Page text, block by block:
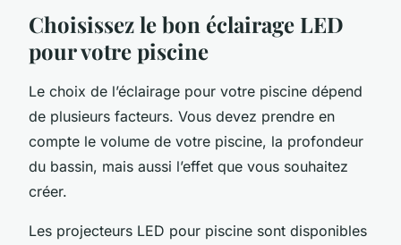
Choisissez le bon éclairage LED
pour votre piscine
Le choix de l’éclairage pour votre piscine dépend
de plusieurs facteurs. Vous devez prendre en
compte le volume de votre piscine, la profondeur
du bassin, mais aussi l’effet que vous souhaitez
créer.
Les projecteurs LED pour piscine sont disponibles